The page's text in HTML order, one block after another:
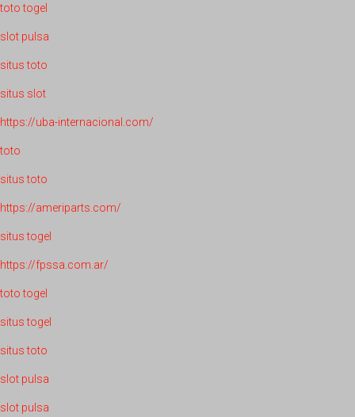
toto togel
slot pulsa
situs toto
situs slot
https://uba-internacional.com/
toto
situs toto
https://ameriparts.com/
situs togel
https://fpssa.com.ar/
toto togel
situs togel
situs toto
slot pulsa
slot pulsa